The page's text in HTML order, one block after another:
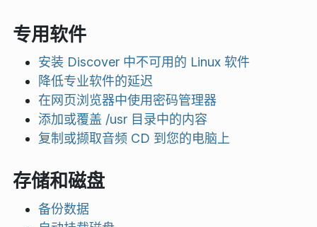
专用软件
安装 Discover 中不可用的 Linux 软件
降低专业软件的延迟
在网页浏览器中使用密码管理器
添加或覆盖 /usr 目录中的内容
复制或撷取音频 CD 到您的电脑上
存储和磁盘
备份数据